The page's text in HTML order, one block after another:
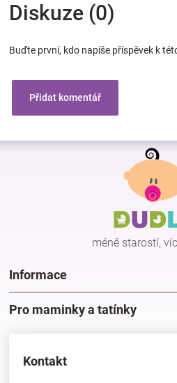
Diskuze (0)
Buďte první, kdo napíše příspěvek k
Přidat komentář
Z
méně starostí,
Informace
Pro maminky a tatínky
Kontakt